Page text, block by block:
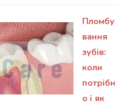
Пломбу
вання
зубів:
коли
потрібн
о і як